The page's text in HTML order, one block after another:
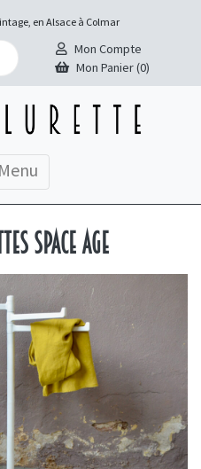
en Alsace à Colmar
Mon Compte
Mon Panier (0)
Menu
Space Age